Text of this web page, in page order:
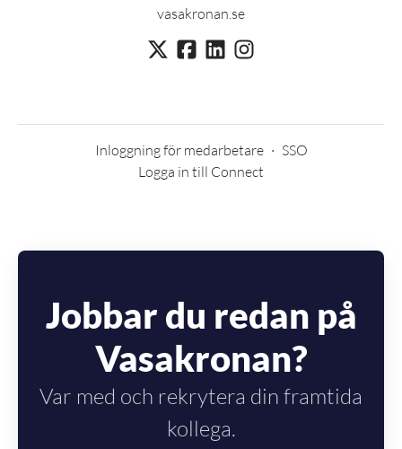
vasakronan.se
Inloggning för medarbetare · SSO
Logga in till Connect
Jobbar du redan på
Vasakronan?
Var med och rekrytera din framtida
kollega.